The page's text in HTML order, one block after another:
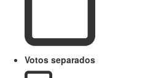
Votos separados